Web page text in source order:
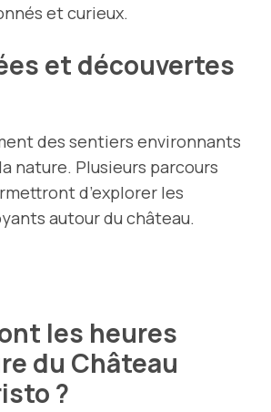
et curieux.
et découvertes
des sentiers environnants
nature. Plusieurs parcours
d’explorer les
autour du château.
les heures
du Château
?